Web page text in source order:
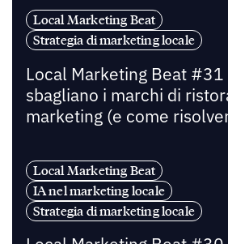
Local Marketing Beat
Strategia di marketing locale
Local Marketing Beat #31
sbagliano i marchi di
marketing (e come
Local Marketing Beat
IA nel marketing locale
Strategia di marketing locale